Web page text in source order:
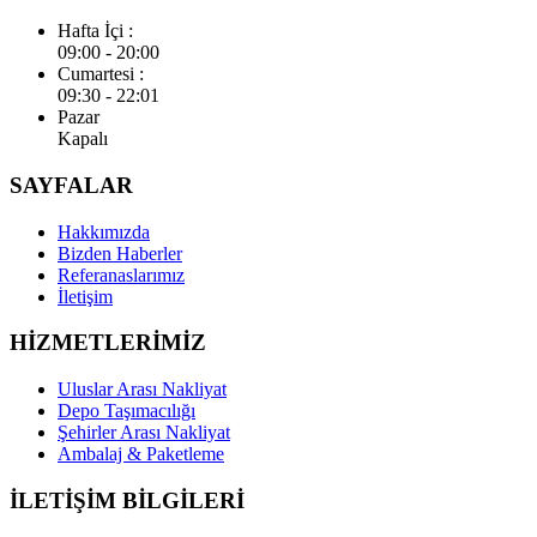
Hafta İçi :
09:00 - 20:00
Cumartesi :
09:30 - 22:01
Pazar
Kapalı
SAYFALAR
Hakkımızda
Bizden Haberler
Referanaslarımız
İletişim
HİZMETLERİMİZ
Uluslar Arası Nakliyat
Depo Taşımacılığı
Şehirler Arası Nakliyat
Ambalaj & Paketleme
İLETİŞİM BİLGİLERİ